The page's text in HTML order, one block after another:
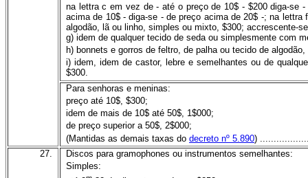
na lettra c em vez de - até o preço de 10$ - $200 diga-se
acima de 10$ - diga-se - de preço acima de 20$ -; na
algodão, lã ou linho, simples ou mixto, $300; accrescente-
g) idem de qualquer tecido de seda ou simplesmente com
h) bonnets e gorros de feltro, de palha ou tecido de
i) idem, idem de castor, lebre e semelhantes ou de
$300.
Para senhoras e meninas:
preço até 10$, $300;
idem de mais de 10$ até 50$, 1$000;
de preço superior a 50$, 2$000;
(Mantidas as demais taxas do decreto nº 5.890)
27.
Discos para gramophones ou instrumentos semelhantes:
Simples: